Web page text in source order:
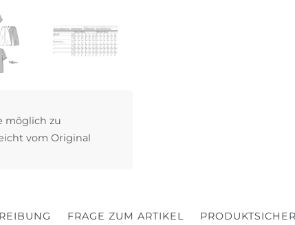
möglich zu
vom Original
FRAGE ZUM ARTIKEL